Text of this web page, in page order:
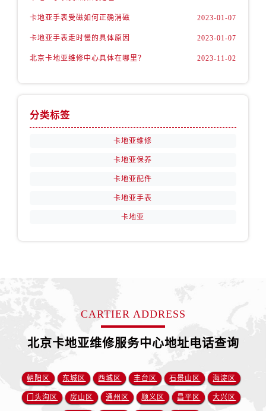
卡地亚手表受磁如何正确消磁 2023-01-07
卡地亚手表走时慢的具体原因 2023-01-07
北京卡地亚维修中心具体在哪里？ 2023-11-02
分类标签
卡地亚维修
卡地亚保养
卡地亚配件
卡地亚手表
卡地亚
CARTIER ADDRESS
北京卡地亚维修服务中心地址电话查询
朝阳区 东城区 西城区 丰台区 石景山区 海淀区
门头沟区 房山区 通州区 顺义区 昌平区 大兴区